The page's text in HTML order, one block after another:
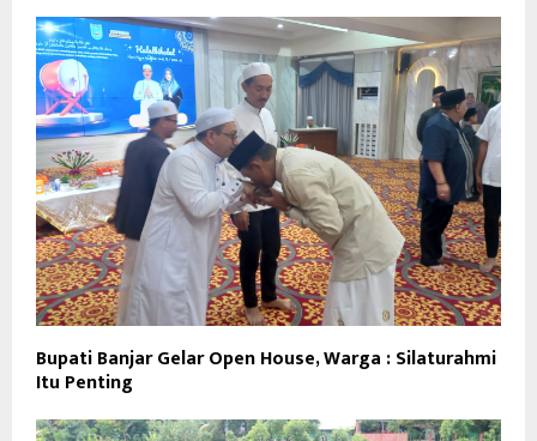
Bupati Banjar Gelar Open House, Warga : Silaturahmi
Itu Penting